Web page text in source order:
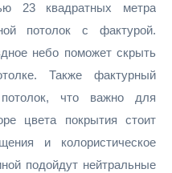
23 квадратных метра
потолок с фактурой.
небо поможет скрыть
Также фактурный
что важно для
цвета покрытия стоит
и колористическое
подойдут нейтральные